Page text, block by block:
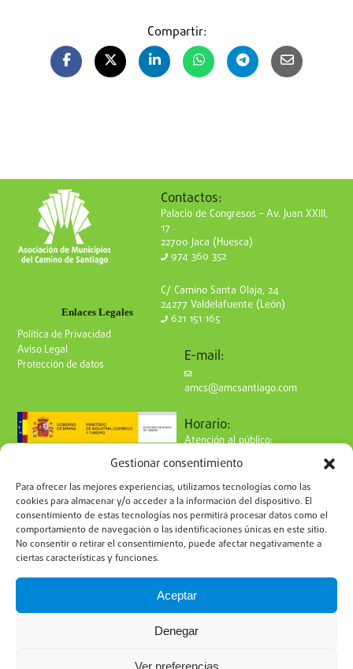
Gestionar consentimiento
Para ofrecer las mejores experiencias, utilizamos tecnologías como las
cookies para almacenar y/o acceder a la información del dispositivo. El
consentimiento de estas tecnologías nos permitirá procesar datos como el
comportamiento de navegación o las identificaciones únicas en este sitio.
No consentir o retirar el consentimiento, puede afectar negativamente a
ciertas características y funciones.
Aceptar
Denegar
Ver preferencias
Compartir:
Enlaces Legales
Política de Privacidad
Aviso Legal
Protección de datos
Contactos:
Palacio de Congresos – Av. Juan XXIII,
17
22700 Jaca (Huesca)
974 360 352
C/ Camino Santa Olaja, 24
24277 Valdelafuente (León)
621 151 165
E-mail:
amcs@amcsantiago.com
Horario:
Atención al público:
de Lunes a Viernes
de 9 a 15h
Síguenos en redes:
Suscríbete a nuestro boletín